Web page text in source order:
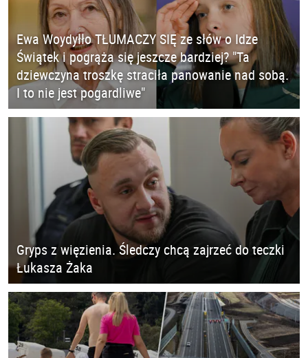
Ewa Woydyłło TŁUMACZY SIĘ ze słów o Idze
Świątek i pogrąża się jeszcze bardziej? "Ta
dziewczyna troszkę straciła panowanie nad sobą.
I to nie jest pogardliwe"
Gryps z więzienia. Śledczy chcą zajrzeć do teczki
Łukasza Żaka